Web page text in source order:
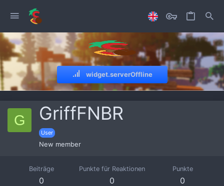
widget.serverOffline
G GriffFNBR
User
New member
Beiträge
0
Punkte für Reaktionen
0
Punkte
0